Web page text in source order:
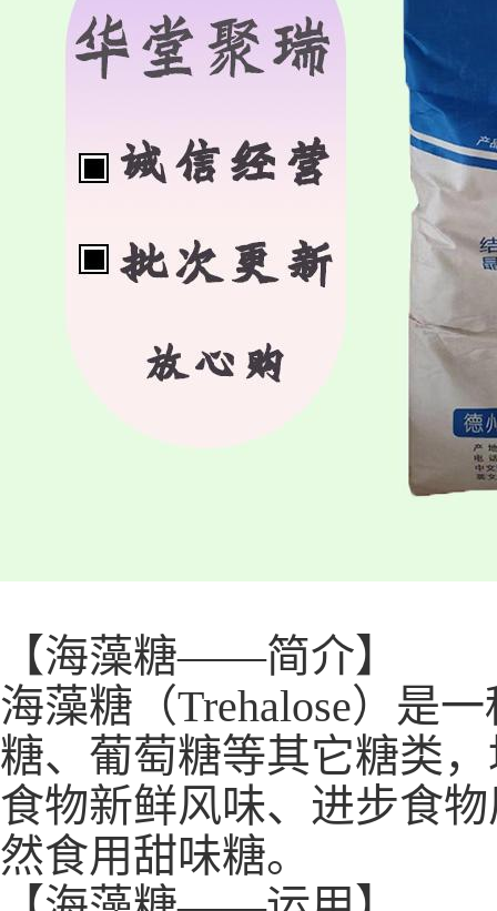
【海藻糖——简介】
海藻糖（Trehalose）是
糖、葡萄糖等其它糖类
食物新鲜风味、进步食
然食用甜味糖。